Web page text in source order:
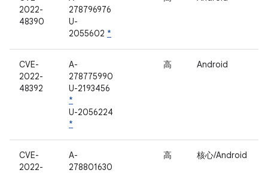
2022-
48390
278796976
U-
2055602 *
CVE-
2022-
48392
A-
278775990
U-2193456
*
U-2056224
*
高 Android
CVE-
2022-
A-
278801630
高 核心/Android